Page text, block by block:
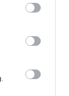
may click to
party tags to
below Google
vagy,
A
egyre több
életben
is elindította
az…